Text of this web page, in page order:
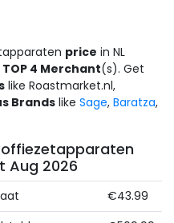
price in NL
TOP 4 Merchant(s). Get
like Roastmarket.nl,
Brands like Sage, Baratza,
Aug 2026
€43.99